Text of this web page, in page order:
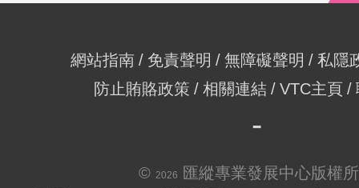
網站指南 免責聲明 無障礙聲明
私隱
防止賄賂政策
相關連結 VTC主頁
© 2026
匯縱專業發展中心版權